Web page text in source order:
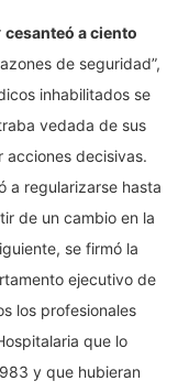
cesanteó a ciento
de seguridad”,
inhabilitados se
vedada de sus
acciones decisivas.
a regularizarse hasta
de un cambio en la
se firmó la
ejecutivo de
los profesionales
que lo
y que hubieran